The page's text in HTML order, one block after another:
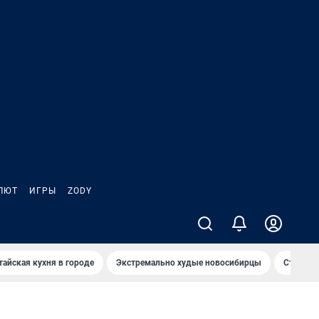
ИГРЫ ZODY
кухня в городе Экстремально худые новосибирцы Старт